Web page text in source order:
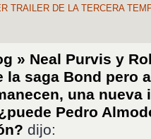
TRAILER DE LA TERCERA
» Neal Purvis y
la saga Bond pero
una nueva
Pedro
dijo: